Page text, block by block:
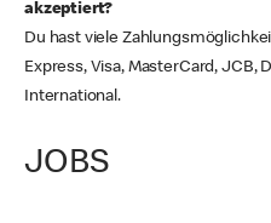
akzeptiert?
Du hast viele
Express, Visa, MasterCard, JCB,
International.
JOBS